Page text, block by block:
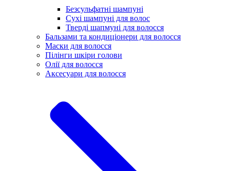
Безсульфатні шампуні
Сухі шампуні для волос
Тверді шапмуні для волосся
Бальзами та кондиціонери для волосся
Маски для волосся
Пілінги шкіри голови
Олії для волосся
Аксесуари для волосся